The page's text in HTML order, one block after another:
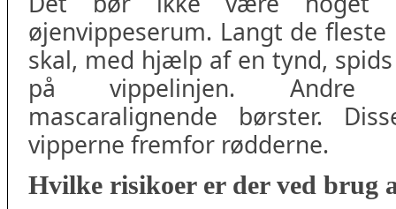
øjenvippeserum. Langt de
skal, med hjælp af en tynd,
på vippelinjen. Andre
mascaralignende børster.
vipperne fremfor rødderne.
Hvilke risikoer er der ved brug